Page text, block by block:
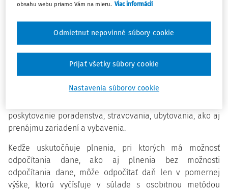
Predmet sporu
Univerzita v Cambridge je neziskovou vzdelávacou
inštitúciou, ktorá popri hlavnej činnosti spočívajúcej v
poskytovaní vzdelávacích služieb, ktoré sú oslobodené od
DPH, vykonáva aj zdaniteľné transakcie, ako napr.
poskytovanie poradenstva, stravovania, ubytovania, ako aj
prenájmu zariadení a vybavenia.
Keďže uskutočňuje plnenia, pri ktorých má možnosť
odpočítania dane, ako aj plnenia bez možnosti
odpočítania dane, môže odpočítať daň len v pomernej
výške, ktorú vyčísľuje v súlade s osobitnou metódou
obsahu webu priamo Vám na mieru. Viac informácií
Nastavenia súborov cookie
Odmietnut nepovinné súbory cookie
Prijať všetky súbory cookie